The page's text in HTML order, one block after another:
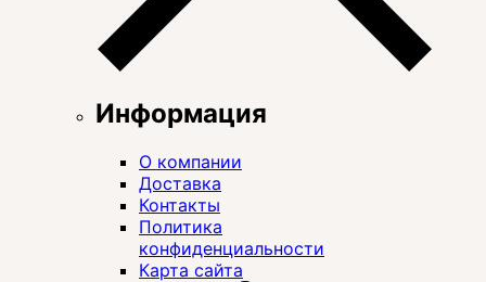
Информация
О компании
Доставка
Контакты
Политика
конфиденциальности
Карта сайта